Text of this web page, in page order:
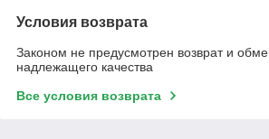
Условия возврата
Законом не предусмотрен возврат и
надлежащего качества
Все условия возврата